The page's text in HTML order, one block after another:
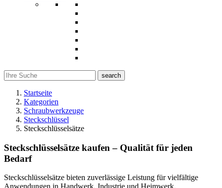
search
Startseite
Kategorien
Schraubwerkzeuge
Steckschlüssel
Steckschlüsselsätze
Steckschlüsselsätze kaufen – Qualität für jeden
Bedarf
Steckschlüsselsätze bieten zuverlässige Leistung für vielfältige